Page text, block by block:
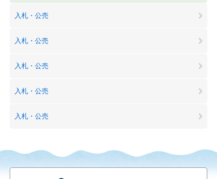
入札・公売
入札・公売
入札・公売
入札・公売
入札・公売